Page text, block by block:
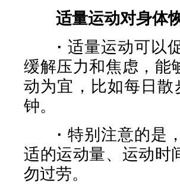
适量运动对身体
· 适量运动可以
缓解压力和焦虑，能
动为宜，比如每日
钟。
· 特别注意的是
适的运动量、运动时
勿过劳。